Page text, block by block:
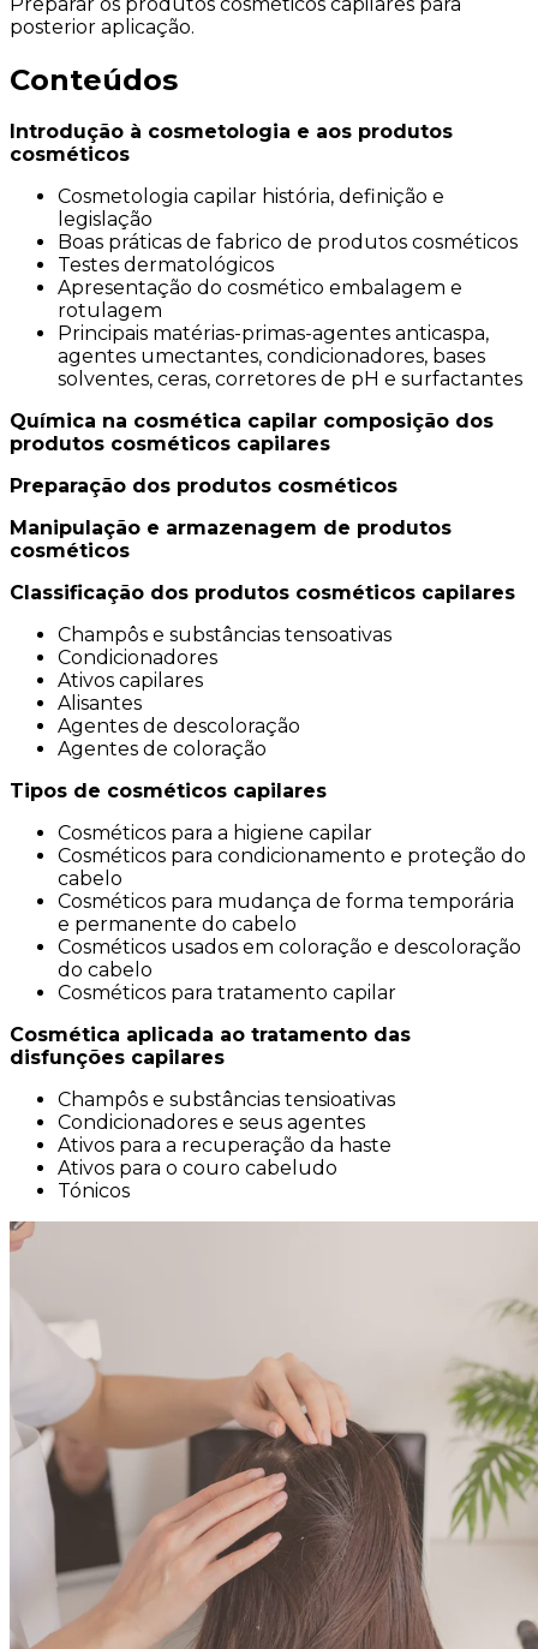
posterior aplicação.
Conteúdos
Introdução à cosmetologia e aos produtos
cosméticos
Cosmetologia capilar história, definição e
legislação
Boas práticas de fabrico de produtos cosméticos
Testes dermatológicos
Apresentação do cosmético embalagem e
rotulagem
Principais matérias-primas-agentes anticaspa,
agentes umectantes, condicionadores, bases
solventes, ceras, corretores de pH e surfactantes
Química na cosmética capilar composição dos
produtos cosméticos capilares
Preparação dos produtos cosméticos
Manipulação e armazenagem de produtos
cosméticos
Classificação dos produtos cosméticos capilares
Champôs e substâncias tensoativas
Condicionadores
Ativos capilares
Alisantes
Agentes de descoloração
Agentes de coloração
Tipos de cosméticos capilares
Cosméticos para a higiene capilar
Cosméticos para condicionamento e proteção do
cabelo
Cosméticos para mudança de forma temporária
e permanente do cabelo
Cosméticos usados em coloração e descoloração
do cabelo
Cosméticos para tratamento capilar
Cosmética aplicada ao tratamento das
disfunções capilares
Champôs e substâncias tensioativas
Condicionadores e seus agentes
Ativos para a recuperação da haste
Ativos para o couro cabeludo
Tónicos